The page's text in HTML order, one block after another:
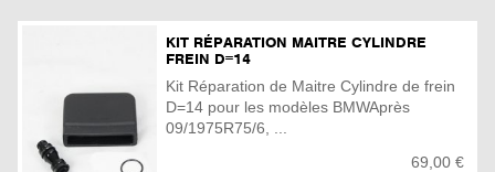
KIT RÉPARATION MAITRE CYLINDRE
FREIN D=14
Kit Réparation de Maitre Cylindre de frein
D=14 pour les modèles BMWAprès
09/1975R75/6, ...
69,00 €